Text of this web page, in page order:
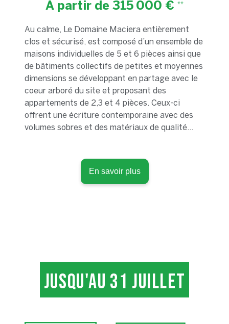
À partir de 315 000 € **
Au calme, Le Domaine Maciera entièrement
clos et sécurisé, est composé d’un ensemble de
maisons individuelles de 5 et 6 pièces ainsi que
de bâtiments collectifs de petites et moyennes
dimensions se développant en partage avec le
coeur arboré du site et proposant des
appartements de 2,3 et 4 pièces. Ceux-ci
offrent une écriture contemporaine avec des
volumes sobres et des matériaux de qualité
constuire la maison de ses rêves, sont
En savoir plus
JUSQU'AU 31 JUILLET